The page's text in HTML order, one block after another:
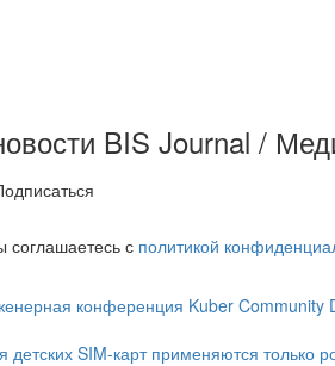
BIS Journal /
с политикой
конференция Kuber Community
SIM-карт применяются только